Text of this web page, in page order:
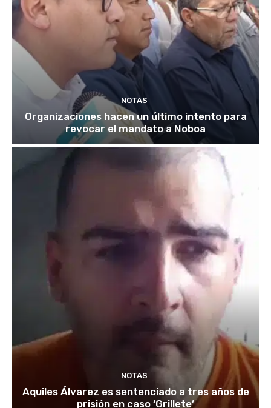
NOTAS
Organizaciones hacen un último intento para
revocar el mandato a Noboa
NOTAS
Aquiles Álvarez es sentenciado a tres años de
prisión en caso ‘Grillete’